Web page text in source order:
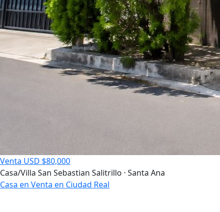
Venta USD $80,000
Casa/Villa San Sebastian Salitrillo · Santa Ana
Casa en Venta en Ciudad Real